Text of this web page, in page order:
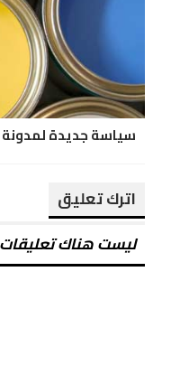
سياسة جديدة لمدونة
اترك تعليق
ليست هناك تعليقات